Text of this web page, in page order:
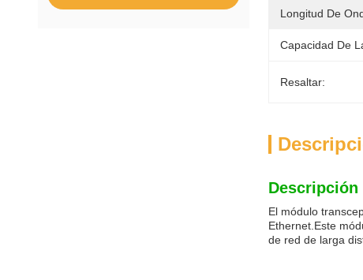
Longitud De
Capacidad De
Resaltar:
El módulo
Ethernet.Este
de red de larga